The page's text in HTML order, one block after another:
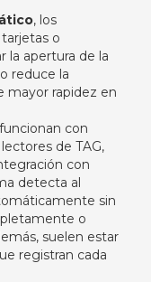
, los
o
la apertura de la
reduce la
mayor rapidez en
con
de TAG,
con
detecta al
sin
o
suelen estar
registran cada